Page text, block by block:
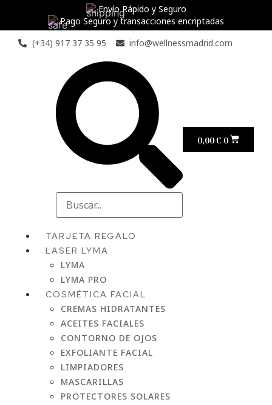
Envío Rápido y Seguro
Pago Seguro y transacciones encriptadas
(+34) 917 37 35 95
info@wellnessmadrid.com
0,00€ 0
TARJETA REGALO
LASER LYMA
LYMA
LYMA PRO
COSMÉTICA FACIAL
CREMAS HIDRATANTES
ACEITES FACIALES
CONTORNO DE OJOS
EXFOLIANTE FACIAL
LIMPIADORES
MASCARILLAS
PROTECTORES SOLARES